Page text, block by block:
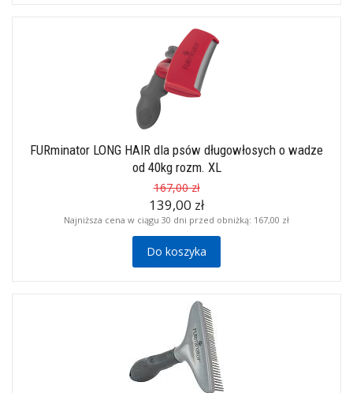
FURminator LONG HAIR dla psów długowłosych o wadze
od 40kg rozm. XL
167,00 zł
139,00 zł
Najniższa cena w ciągu 30 dni przed obniżką: 167,00 zł
Do koszyka